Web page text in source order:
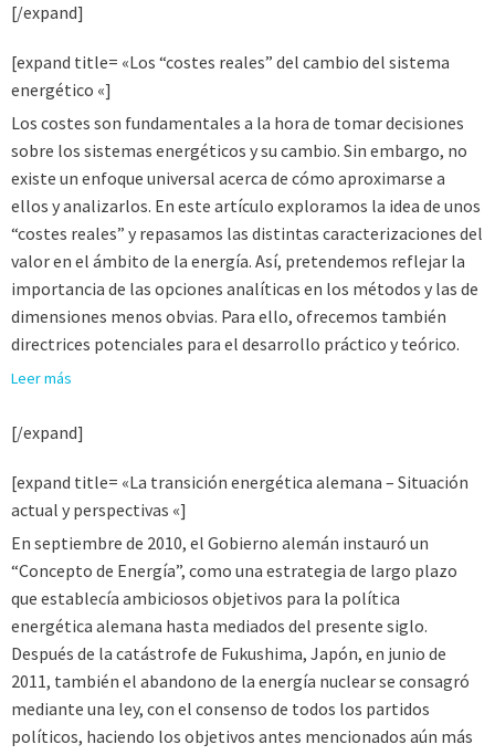
[/expand]
[expand title= «Los “costes reales” del cambio del sistema
energético «]
Los costes son fundamentales a la hora de tomar decisiones
sobre los sistemas energéticos y su cambio. Sin embargo, no
existe un enfoque universal acerca de cómo aproximarse a
ellos y analizarlos. En este artículo exploramos la idea de unos
“costes reales” y repasamos las distintas caracterizaciones del
valor en el ámbito de la energía. Así, pretendemos reflejar la
importancia de las opciones analíticas en los métodos y las de
dimensiones menos obvias. Para ello, ofrecemos también
directrices potenciales para el desarrollo práctico y teórico.
Leer más
[/expand]
[expand title= «La transición energética alemana – Situación
actual y perspectivas «]
En septiembre de 2010, el Gobierno alemán instauró un
“Concepto de Energía”, como una estrategia de largo plazo
que establecía ambiciosos objetivos para la política
energética alemana hasta mediados del presente siglo.
Después de la catástrofe de Fukushima, Japón, en junio de
2011, también el abandono de la energía nuclear se consagró
mediante una ley, con el consenso de todos los partidos
políticos, haciendo los objetivos antes mencionados aún más